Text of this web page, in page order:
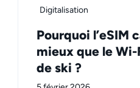
Digitalisation
Pourquoi l’eSIM
mieux que le
de ski ?